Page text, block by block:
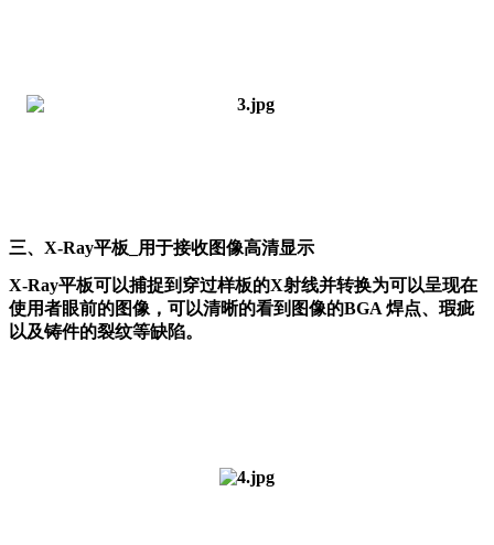
三、X-Ray平板_用于接收图像高清显示
X-Ray平板可以捕捉到穿过样板的X射线并转换为可以呈现在
使用者眼前的图像，可以清晰的看到图像的BGA 焊点、瑕疵
以及铸件的裂纹等缺陷。